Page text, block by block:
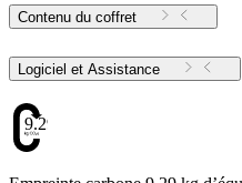
Contenu du coffret
Logiciel et Assistance
9.29